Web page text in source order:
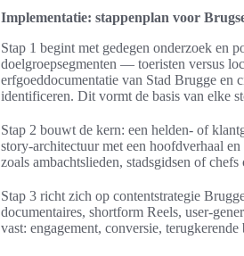
Implementatie: stappenplan voor
Stap 1 begint met gedegen onderzoek en
doelgroepsegmenten — toeristen versus
erfgoeddocumentatie van Stad Brugge en
identificeren. Dit vormt de basis van elke
Stap 2 bouwt de kern: een helden- of
story-architectuur met een hoofdverhaal
zoals ambachtslieden, stadsgidsen of
Stap 3 richt zich op contentstrategie
documentaires, shortform Reels, user-
vast: engagement, conversie,